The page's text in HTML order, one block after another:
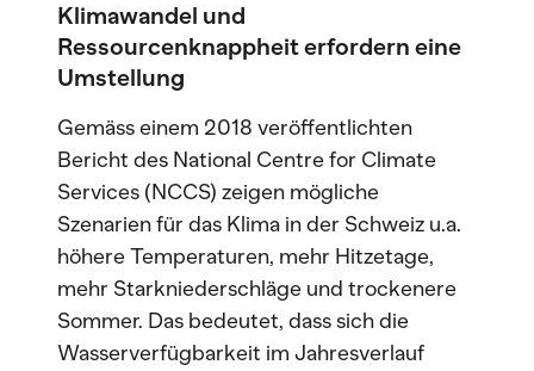
Klimawandel und
Ressourcenknappheit erfordern eine
Umstellung
Gemäss einem 2018 veröffentlichten
Bericht des National Centre for Climate
Services (NCCS) zeigen mögliche
Szenarien für das Klima in der Schweiz u.a.
höhere Temperaturen, mehr Hitzetage,
mehr Starkniederschläge und trockenere
Sommer. Das bedeutet, dass sich die
Wasserverfügbarkeit im Jahresverlauf